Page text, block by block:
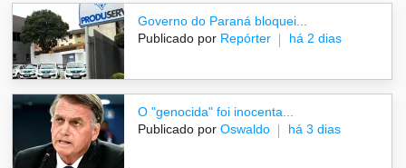
Governo do Paraná bloquei...
Publicado por Repórter há 2 dias
O "genocida" foi inocenta...
Publicado por Oswaldo há 3 dias